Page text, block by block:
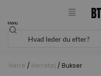
indholdet
Menu
Herre / Herretøj / Bukser